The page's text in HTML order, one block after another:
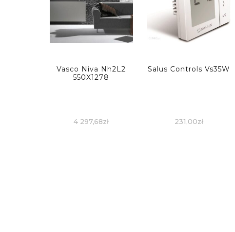
Vasco Niva Nh2L2
550X1278
4 297,68zł
Salus Controls Vs35W
231,00zł